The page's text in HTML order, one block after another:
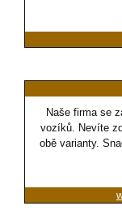
Naše firma se
vozíků. Nevíte
obě varianty.